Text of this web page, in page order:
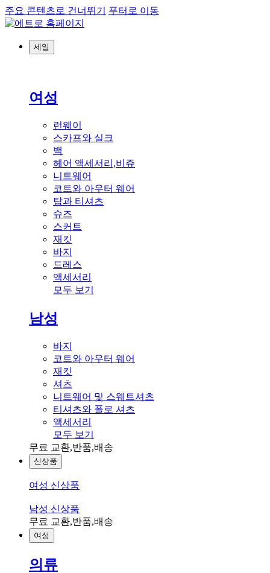
주요 콘텐츠로 건너뛰기 푸터로 이동
세일
여성
런웨이
스카프와 실크
백
헤어 액세서리,비쥬
니트웨어
코트와 아우터 웨어
탑과 티셔츠
슈즈
스커트
재킷
바지
드레스
액세서리
모두 보기
남성
바지
코트와 아우터 웨어
재킷
셔츠
니트웨어 및 스웨트셔츠
티셔츠와 폴로 셔츠
액세서리
모두 보기
무료 교환,반품,배송
신상품
여성 신상품
남성 신상품
무료 교환,반품,배송
여성
의류